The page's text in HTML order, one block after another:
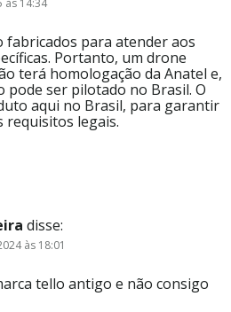
fabricados para atender aos
Portanto, um drone
terá homologação da Anatel e,
pode ser pilotado no Brasil. O
aqui no Brasil, para garantir
requisitos legais.
disse:
às 18:01
tello antigo e não consigo